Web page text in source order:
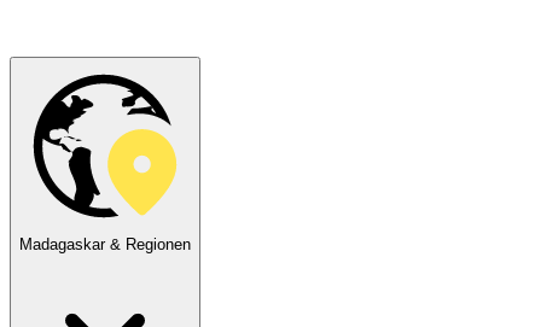
Madagaskar & Regionen